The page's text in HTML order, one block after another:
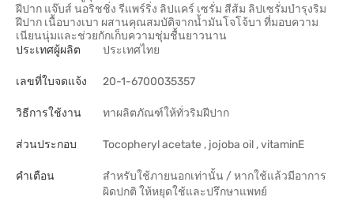
ฝีปาก แจ๊บส์ นอริชชิ่ง รีแพร์ริ่ง ลิปแคร์ เซรั่ม สีส้ม ลิปเซรั่มบำรุงริม
ฝีปาก เนื้อบางเบา ผสานคุณสมบัติจากน้ำมันโจโจ้บา ที่มอบความ
เนียนนุ่มและช่วยกักเก็บความชุ่มชื้นยาวนาน
ประเทศผู้ผลิต
ประเทศไทย
เลขที่ใบจดแจ้ง 20-1-6700035357
วิธีการใช้งาน ทาผลิตภัณฑ์ให้ทั่วริมฝีปาก
ส่วนประกอบ Tocopheryl acetate , jojoba oil , vitaminE
คำเตือน
สำหรับใช้ภายนอกเท่านั้น / หากใช้แล้วมีอาการ
ผิดปกติ ให้หยุดใช้และปรึกษาแพทย์